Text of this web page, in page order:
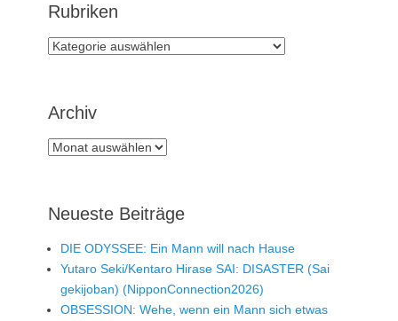
Rubriken
Rubriken
Archiv
Archiv
Neueste Beiträge
DIE ODYSSEE: Ein Mann will nach Hause
Yutaro Seki/Kentaro Hirase SAI: DISASTER (Sai
gekijoban) (NipponConnection2026)
OBSESSION: Wehe, wenn ein Mann sich etwas